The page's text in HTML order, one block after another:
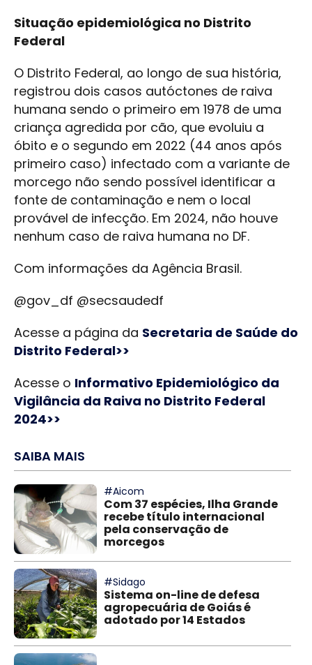
Situação epidemiológica no Distrito
Federal
O Distrito Federal, ao longo de sua história,
registrou dois casos autóctones de raiva
humana sendo o primeiro em 1978 de uma
criança agredida por cão, que evoluiu a
óbito e o segundo em 2022 (44 anos após
primeiro caso) infectado com a variante de
morcego não sendo possível identificar a
fonte de contaminação e nem o local
provável de infecção. Em 2024, não houve
nenhum caso de raiva humana no DF.
Com informações da Agência Brasil.
@gov_df @secsaudedf
Acesse a página da Secretaria de Saúde do
Distrito Federal>>
Acesse o Informativo Epidemiológico da
Vigilância da Raiva no Distrito Federal
2024>>
SAIBA MAIS
#Aicom
Com 37 espécies, Ilha Grande
recebe título internacional
pela conservação de
morcegos
#Sidago
Sistema on-line de defesa
agropecuária de Goiás é
adotado por 14 Estados